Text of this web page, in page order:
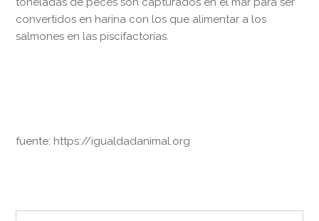
convertidos en harina con los que alimentar a los
salmones en las piscifactorías.
fuente: https://igualdadanimal.org